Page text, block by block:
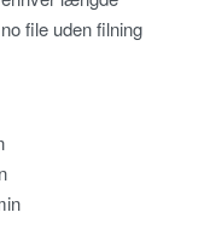
file uden filning